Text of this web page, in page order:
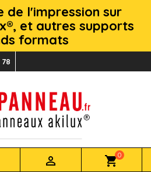
de l'impression sur
et autres supports
formats
 shopping_cart0